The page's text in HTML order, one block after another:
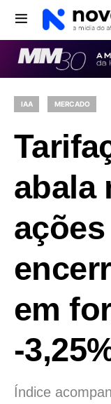
IAA MERCADO
abala
em
-
Índice